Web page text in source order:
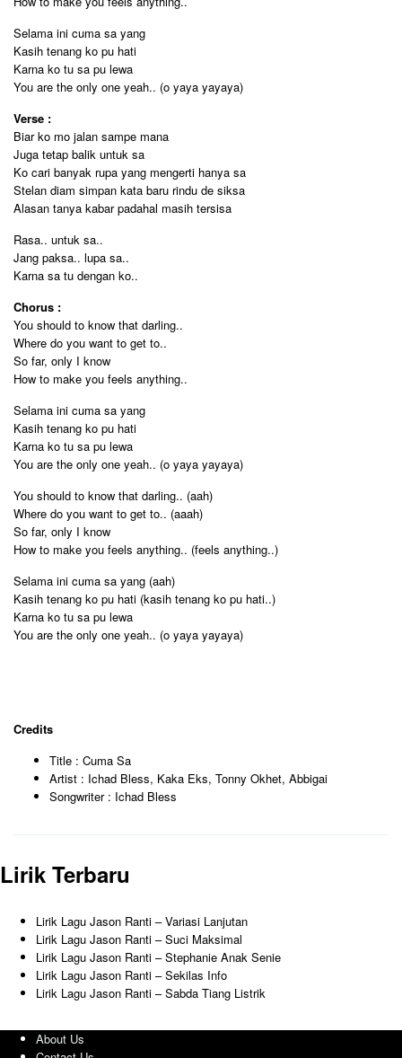
Selama ini cuma sa yang
Kasih tenang ko pu hati
Karna ko tu sa pu lewa
You are the only one yeah.. (o yaya yayaya)
Verse :
Biar ko mo jalan sampe mana
Juga tetap balik untuk sa
Ko cari banyak rupa yang mengerti hanya sa
Stelan diam simpan kata baru rindu de siksa
Alasan tanya kabar padahal masih tersisa
Rasa.. untuk sa..
Jang paksa.. lupa sa..
Karna sa tu dengan ko..
Chorus :
You should to know that darling..
Where do you want to get to..
So far, only I know
How to make you feels anything..
Selama ini cuma sa yang
Kasih tenang ko pu hati
Karna ko tu sa pu lewa
You are the only one yeah.. (o yaya yayaya)
You should to know that darling.. (aah)
Where do you want to get to.. (aaah)
So far, only I know
How to make you feels anything.. (feels anything..)
Selama ini cuma sa yang (aah)
Kasih tenang ko pu hati (kasih tenang ko pu hati..)
Karna ko tu sa pu lewa
You are the only one yeah.. (o yaya yayaya)
Credits
Title : Cuma Sa
Artist : Ichad Bless, Kaka Eks, Tonny Okhet, Abbigai
Songwriter : Ichad Bless
Lirik Terbaru
Lirik Lagu Jason Ranti – Variasi Lanjutan
Lirik Lagu Jason Ranti – Suci Maksimal
Lirik Lagu Jason Ranti – Stephanie Anak Senie
Lirik Lagu Jason Ranti – Sekilas Info
Lirik Lagu Jason Ranti – Sabda Tiang Listrik
About Us